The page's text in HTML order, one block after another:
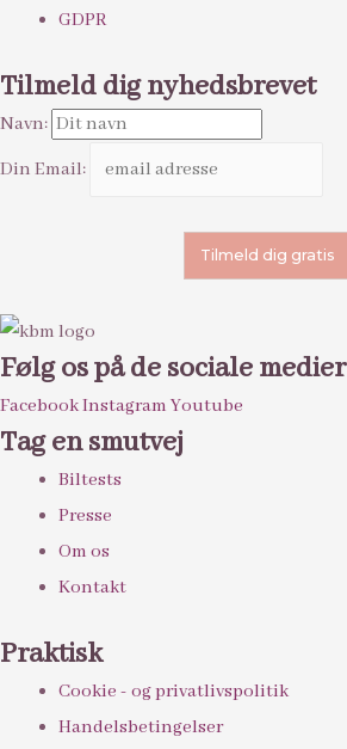
GDPR
Tilmeld dig nyhedsbrevet
Navn:
Din Email:
Følg os på de sociale medier
FacebookInstagram Youtube
Tag en smutvej
Biltests
Presse
Om os
Kontakt
Praktisk
Cookie - og privatlivspolitik
Handelsbetingelser